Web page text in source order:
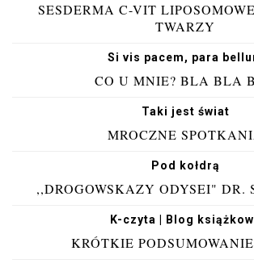
SESDERMA C-VIT
TWARZY
Si vis pacem, para
CO U MNIE? BLA BLA
Taki jest świat
MROCZNE
Pod kołdrą
,,DROGOWSKAZY ODYSEI" DR.
K-czyta | Blog
KRÓTKIE